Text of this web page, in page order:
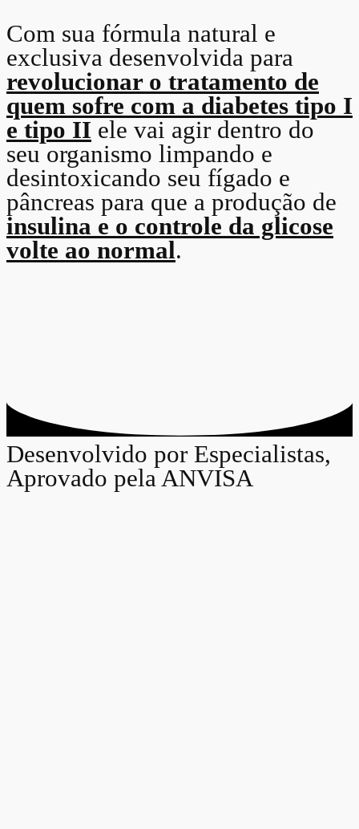
Com sua fórmula natural e
exclusiva desenvolvida para
revolucionar o tratamento de
quem sofre com a diabetes tipo I
e tipo II ele vai agir dentro do
seu organismo limpando e
desintoxicando seu fígado e
pâncreas para que a produção de
insulina e o controle da glicose
volte ao normal.
Desenvolvido por Especialistas,
Aprovado pela ANVISA